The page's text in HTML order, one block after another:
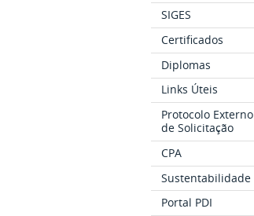
SIGES
Certificados
Diplomas
Links Úteis
Protocolo Externo
de Solicitação
CPA
Sustentabilidade
Portal PDI